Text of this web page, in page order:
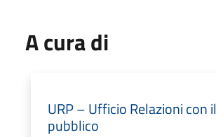
A cura di
URP – Ufficio Relazioni con il
pubblico